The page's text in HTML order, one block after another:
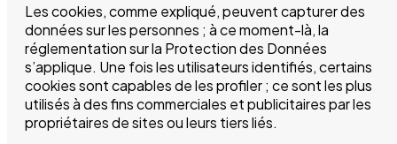
Les cookies, comme expliqué, peuvent capturer des
données sur les personnes ; à ce moment-là, la
réglementation sur la Protection des Données
s’applique. Une fois les utilisateurs identifiés, certains
cookies sont capables de les profiler ; ce sont les plus
utilisés à des fins commerciales et publicitaires par les
propriétaires de sites ou leurs tiers liés.